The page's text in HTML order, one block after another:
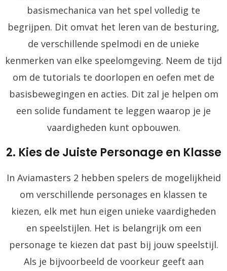
basismechanica van het spel volledig te
begrijpen. Dit omvat het leren van de besturing,
de verschillende spelmodi en de unieke
kenmerken van elke speelomgeving. Neem de tijd
om de tutorials te doorlopen en oefen met de
basisbewegingen en acties. Dit zal je helpen om
een solide fundament te leggen waarop je je
vaardigheden kunt opbouwen.
2. Kies de Juiste Personage en Klasse
In Aviamasters 2 hebben spelers de mogelijkheid
om verschillende personages en klassen te
kiezen, elk met hun eigen unieke vaardigheden
en speelstijlen. Het is belangrijk om een
personage te kiezen dat past bij jouw speelstijl.
Als je bijvoorbeeld de voorkeur geeft aan